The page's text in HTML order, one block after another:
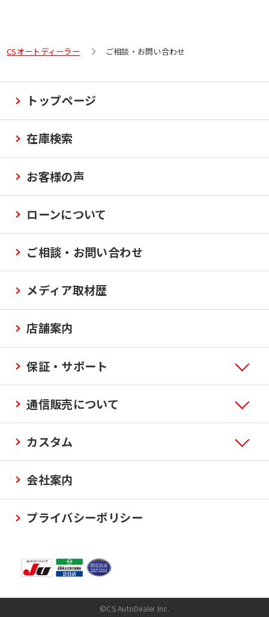
CSオートディーラー ご相談・お問い合わせ
トップページ
在庫検索
お客様の声
ローンについて
ご相談・お問い合わせ
メディア取材歴
店舗案内
保証・サポート
通信販売について
カスタム
会社案内
プライバシーポリシー
©CS AutoDealer Inc.